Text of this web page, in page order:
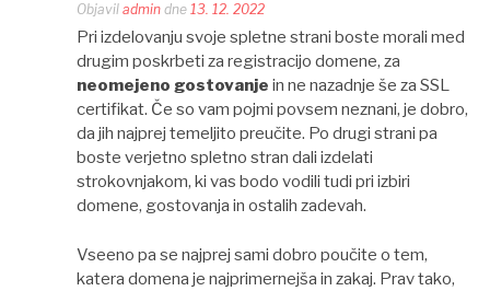
Objavil admin dne 13. 12. 2022
Pri izdelovanju svoje spletne strani boste morali med
drugim poskrbeti za registracijo domene, za
neomejeno gostovanje in ne nazadnje še za SSL
certifikat. Če so vam pojmi povsem neznani, je dobro,
da jih najprej temeljito preučite. Po drugi strani pa
boste verjetno spletno stran dali izdelati
strokovnjakom, ki vas bodo vodili tudi pri izbiri
domene, gostovanja in ostalih zadevah.
Vseeno pa se najprej sami dobro poučite o tem,
katera domena je najprimernejša in zakaj. Prav tako,